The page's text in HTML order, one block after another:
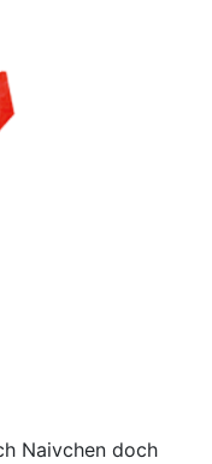
Naivchen doch